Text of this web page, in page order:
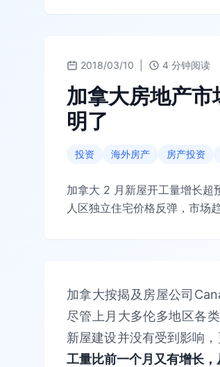
2018/03/10 4 分钟阅读
加拿大房地产
明了
投资 海外房产 房产投资
加拿大 2 月新屋开工量增长超
人区独立住宅价格反弹，市场
加拿大按揭及房屋公司
尽管上月大多伦多地区各
新屋建设并没有受到影响
工量比前一个月又有增长